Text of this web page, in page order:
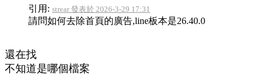
引用: strear 發表於 2026-3-29 17:31
請問如何去除首頁的廣告,line板本是26.40.0
還在找
不知道是哪個檔案